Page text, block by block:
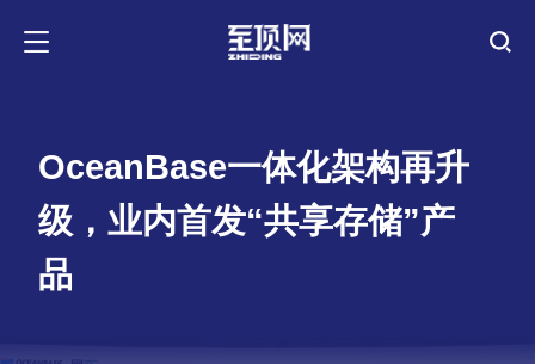
OceanBase一体化架构再升
级，业内首发“共享存储”产
品